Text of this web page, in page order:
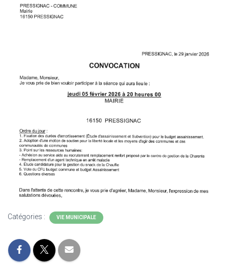
Catégories : VIE MUNICIPALE